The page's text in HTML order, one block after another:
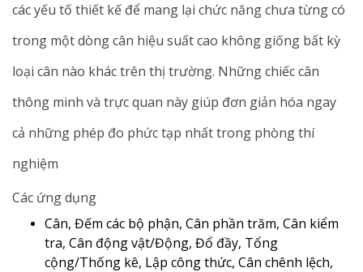
các yếu tố thiết kế để mang lại chức năng chưa từng có
trong một dòng cân hiệu suất cao không giống bất kỳ
loại cân nào khác trên thị trường. Những chiếc cân
thông minh và trực quan này giúp đơn giản hóa ngay
cả những phép đo phức tạp nhất trong phòng thí
nghiệm
Các ứng dụng
Cân, Đếm các bộ phận, Cân phần trăm, Cân kiểm
tra, Cân động vật/Động, Đổ đầy, Tổng
cộng/Thống kê, Lập công thức, Cân chênh lệch,